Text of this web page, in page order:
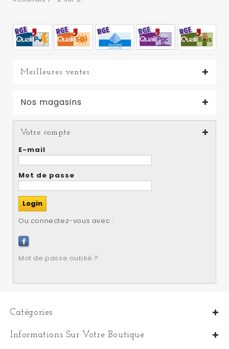
Meilleures ventes
Nos magasins
Votre compte
E-mail
Mot de passe
Ou connectez-vous avec :
Mot de passe oublié ?
Catégories
Informations Sur Votre Boutique